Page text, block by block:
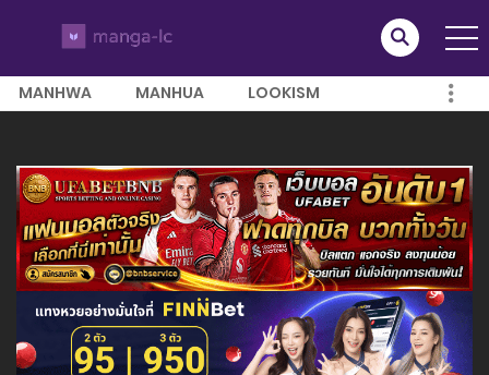
MANHWA MANHUA LOOKISM